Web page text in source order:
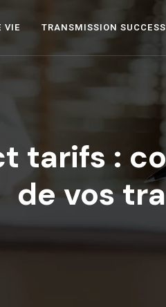
VIE TRANSMISSION
tarifs :
de vos